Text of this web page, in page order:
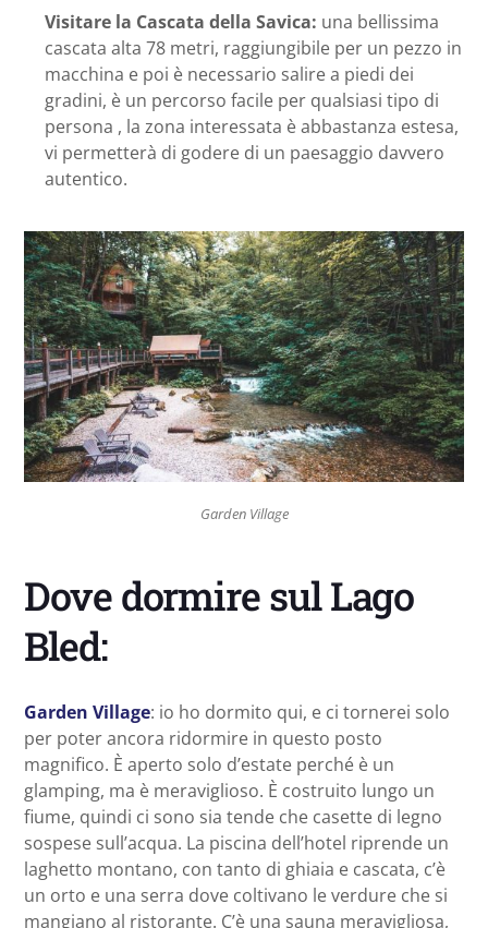
Visitare la Cascata della Savica: una bellissima
cascata alta 78 metri, raggiungibile per un pezzo in
macchina e poi è necessario salire a piedi dei
gradini, è un percorso facile per qualsiasi tipo di
persona , la zona interessata è abbastanza estesa,
vi permetterà di godere di un paesaggio davvero
autentico.
Garden Village
Dove dormire sul Lago
Bled:
Garden Village: io ho dormito qui, e ci tornerei solo
per poter ancora ridormire in questo posto
magnifico. È aperto solo d’estate perché è un
glamping, ma è meraviglioso. È costruito lungo un
fiume, quindi ci sono sia tende che casette di legno
sospese sull’acqua. La piscina dell’hotel riprende un
laghetto montano, con tanto di ghiaia e cascata, c’è
un orto e una serra dove coltivano le verdure che si
mangiano al ristorante. C’è una sauna meravigliosa,